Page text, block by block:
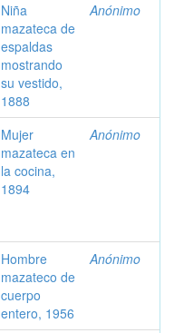
Niña
mazateca de
espaldas
mostrando
su vestido,
1888
Anónimo
Mujer
mazateca en
la cocina,
1894
Anónimo
Hombre
mazateco de
cuerpo
entero, 1956
Anónimo